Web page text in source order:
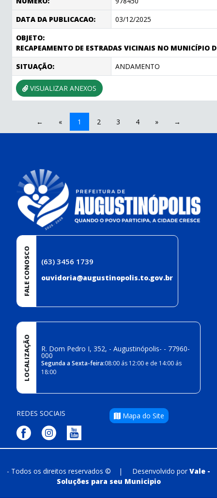
DATA DA PUBLICACAO:
03/12/2025
OBJETO:
RECAPEAMENTO DE ESTRADAS VICINAIS NO MUNICÍPIO
SITUAÇÃO:
ANDAMENTO
VISUALIZAR ANEXOS
← « 1 2 3 4 »
→
FALE CONOSCO (63) 3456 1739
ouvidoria@augustinopolis.to.gov.br
LOCALIZAÇÃO R. Dom Pedro I, 352, - Augustinópolis- - 77960-
000
Segunda a Sexta-feira:08:00 ás 12:00 e de 14:00 ás
18:00
REDES SOCIAIS Mapa do Site
- Todos os direitos reservados © | Desenvolvido porVale -
Soluções para seu Municipio